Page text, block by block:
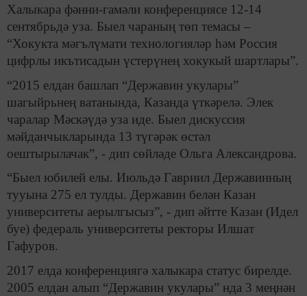
Халыкара фәнни-гамәли конференциясе 12-14
сентябрьдә уза. Быел чараның төп темасы –
“Хокукта мәгълүмати технологияләр һәм Россия
цифрлы икътисадын үстерүнең хокукый шартлары”.
“2015 елдан башлап “Державин укулары”
шагыйрьнең ватанында, Казанда үткәрелә. Элек
чаралар Мәскәүдә уза иде. Быел дискуссия
мәйданчыкларында 13 түгәрәк өстәл
оештырылачак”, - дип сөйләде Ольга Александрова.
“Быел юбилей елы. Июльдә Гавриил Державинның
тууына 275 ел тулды. Державин белән Казан
университеты аерылгысыз”, - дип әйтте Казан (Идел
буе) федераль университеты ректоры Илшат
Гафуров.
2017 елда конференциягә халыкара статус бирелде.
2005 елдан алып “Державин укулары” нда 3 меңнән